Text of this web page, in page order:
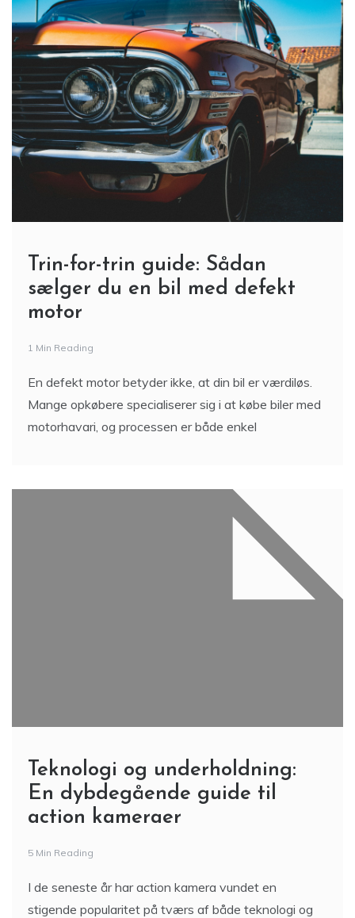
Trin-for-trin guide: Sådan
sælger du en bil med defekt
motor
1 Min Reading
En defekt motor betyder ikke, at din bil er værdiløs.
Mange opkøbere specialiserer sig i at købe biler med
motorhavari, og processen er både enkel
Teknologi og underholdning:
En dybdegående guide til
action kameraer
5 Min Reading
I de seneste år har action kamera vundet en
stigende popularitet på tværs af både teknologi og